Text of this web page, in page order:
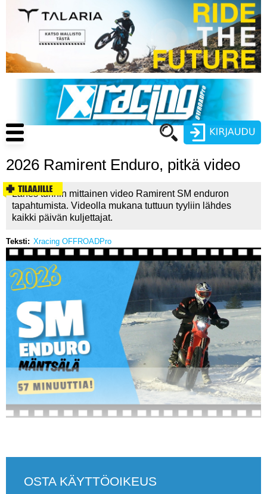
pääsisältöön
Käyttäjätunnus
Salasana
Luo uusi käyttäjätili
Vaihda salasana
Main
navigation
ENDURO
CROSS COUNTRY
MUUT LAJIT
YLEISTÄ ALALTA
LUE DIGILEHDET
ASIAKASPALVELU JA
OHJEET
MEDIATIEDOT
2026 Ramirent Enduro, pitkä video
Lähes tunnin mittainen video Ramirent SM enduron
tapahtumista. Videolla mukana tuttuun tyyliin lähdes
kaikki päivän kuljettajat.
Teksti Xracing OFFROADPro
OSTA KÄYTTÖOIKEUS